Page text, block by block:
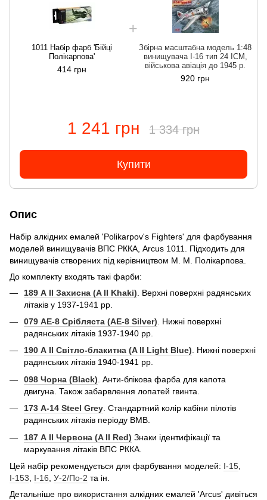
1011 Набір фарб 'Бійці
Полікарпова'
414 грн
Збірна масштабна модель 1:48
винищувача І-16 тип 24 ICM,
військова авіація до 1945 р.
920 грн
1 241 грн 1 334 грн
Купити
Опис
Набір алкідних емалей 'Polikarpov's Fighters' для фарбування
моделей винищувачів ВПС РККА, Arcus 1011. Підходить для
винищувачів створених під керівництвом М. М. Полікарпова.
До комплекту входять такі фарби:
189 А II Захисна (A II Khaki) . Верхні поверхні радянських
літаків у 1937-1941 рр.
079 АЕ-8 Срібляста (AE-8 Silver) . Нижні поверхні
радянських літаків 1937-1940 рр.
190 А II Світло-блакитна (A II Light Blue). Нижні поверхні
радянських літаків 1940-1941 рр.
098 Чорна (Black) . Анти-блікова фарба для капота
двигуна. Також забарвлення лопатей гвинта.
173 А-14 Steel Grey . Стандартний колір кабіни пілотів
радянських літаків періоду ВМВ.
187 А II Червона (A II Red) Знаки ідентифікації та
маркування літаків ВПС РККА.
Цей набір рекомендується для фарбування моделей: І-15
І-153
І-16 У-2/По-2 та ін.
Детальніше про використання алкідних емалей 'Arcus' дивіться